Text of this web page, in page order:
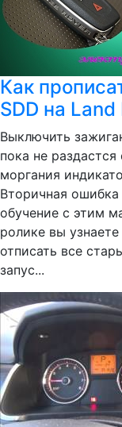
Как
SDD на
Выключить
пока не
моргания
Вторичная
обучение с этим
ролике вы
отписать все
запус...